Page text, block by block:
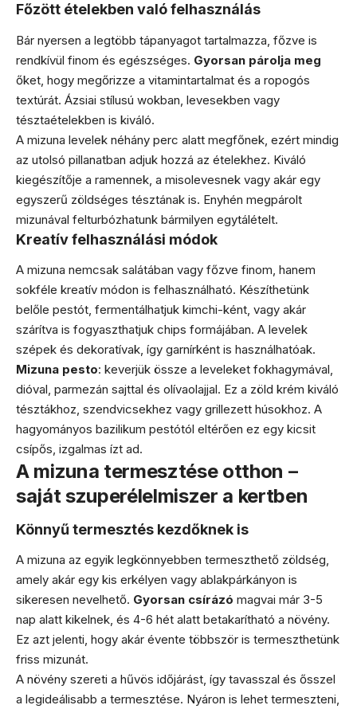
Főzött ételekben való felhasználás
Bár nyersen a legtöbb tápanyagot tartalmazza, főzve is
rendkívül finom és egészséges. Gyorsan párolja meg
őket, hogy megőrizze a vitamintartalmat és a ropogós
textúrát. Ázsiai stílusú wokban, levesekben vagy
tésztaételekben is kiváló.
A mizuna levelek néhány perc alatt megfőnek, ezért mindig
az utolsó pillanatban adjuk hozzá az ételekhez. Kiváló
kiegészítője a ramennek, a misolevesnek vagy akár egy
egyszerű zöldséges tésztának is. Enyhén megpárolt
mizunával felturbózhatunk bármilyen egytálételt.
Kreatív felhasználási módok
A mizuna nemcsak salátában vagy főzve finom, hanem
sokféle kreatív módon is felhasználható. Készíthetünk
belőle pestót, fermentálhatjuk kimchi-ként, vagy akár
szárítva is fogyaszthatjuk chips formájában. A levelek
szépek és dekoratívak, így garnírként is használhatóak.
Mizuna pesto: keverjük össze a leveleket fokhagymával,
dióval, parmezán sajttal és olívaolajjal. Ez a zöld krém kiváló
tésztákhoz, szendvicsekhez vagy grillezett húsokhoz. A
hagyományos bazilikum pestótól eltérően ez egy kicsit
csípős, izgalmas ízt ad.
A mizuna termesztése otthon –
saját szuperélelmiszer a kertben
Könnyű termesztés kezdőknek is
A mizuna az egyik legkönnyebben termeszthető zöldség,
amely akár egy kis erkélyen vagy ablakpárkányon is
sikeresen nevelhető. Gyorsan csírázó magvai már 3-5
nap alatt kikelnek, és 4-6 hét alatt betakarítható a növény.
Ez azt jelenti, hogy akár évente többször is termeszthetünk
friss mizunát.
A növény szereti a hűvös időjárást, így tavasszal és ősszel
a legideálisabb a termesztése. Nyáron is lehet termeszteni,